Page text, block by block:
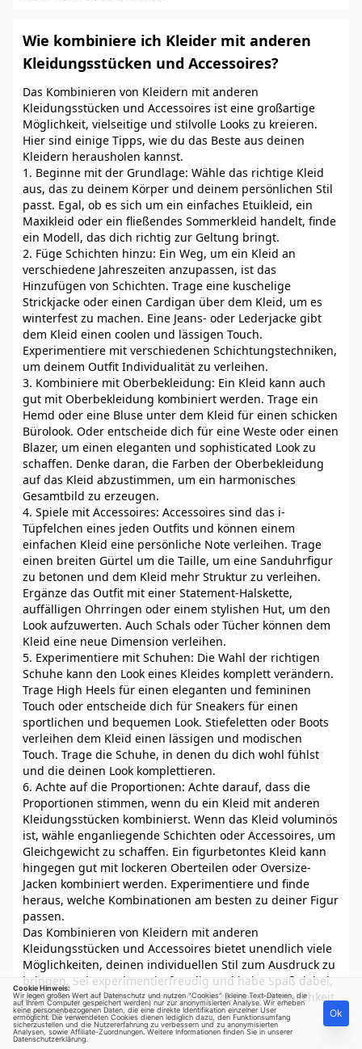
Wie kombiniere ich Kleider mit anderen
Kleidungsstücken und Accessoires?
Das Kombinieren von Kleidern mit anderen
Kleidungsstücken und Accessoires ist eine großartige
Möglichkeit, vielseitige und stilvolle Looks zu kreieren.
Hier sind einige Tipps, wie du das Beste aus deinen
Kleidern herausholen kannst.
1. Beginne mit der Grundlage: Wähle das richtige Kleid
aus, das zu deinem Körper und deinem persönlichen Stil
passt. Egal, ob es sich um ein einfaches Etuikleid, ein
Maxikleid oder ein fließendes Sommerkleid handelt, finde
ein Modell, das dich richtig zur Geltung bringt.
2. Füge Schichten hinzu: Ein Weg, um ein Kleid an
verschiedene Jahreszeiten anzupassen, ist das
Hinzufügen von Schichten. Trage eine kuschelige
Strickjacke oder einen Cardigan über dem Kleid, um es
winterfest zu machen. Eine Jeans- oder Lederjacke gibt
dem Kleid einen coolen und lässigen Touch.
Experimentiere mit verschiedenen Schichtungstechniken,
um deinem Outfit Individualität zu verleihen.
3. Kombiniere mit Oberbekleidung: Ein Kleid kann auch
gut mit Oberbekleidung kombiniert werden. Trage ein
Hemd oder eine Bluse unter dem Kleid für einen schicken
Bürolook. Oder entscheide dich für eine Weste oder einen
Blazer, um einen eleganten und sophisticated Look zu
schaffen. Denke daran, die Farben der Oberbekleidung
auf das Kleid abzustimmen, um ein harmonisches
Gesamtbild zu erzeugen.
4. Spiele mit Accessoires: Accessoires sind das i-
Tüpfelchen eines jeden Outfits und können einem
einfachen Kleid eine persönliche Note verleihen. Trage
einen breiten Gürtel um die Taille, um eine Sanduhrfigur
zu betonen und dem Kleid mehr Struktur zu verleihen.
Ergänze das Outfit mit einer Statement-Halskette,
auffälligen Ohrringen oder einem stylishen Hut, um den
Look aufzuwerten. Auch Schals oder Tücher können dem
Kleid eine neue Dimension verleihen.
5. Experimentiere mit Schuhen: Die Wahl der richtigen
Schuhe kann den Look eines Kleides komplett verändern.
Trage High Heels für einen eleganten und femininen
Touch oder entscheide dich für Sneakers für einen
sportlichen und bequemen Look. Stiefeletten oder Boots
verleihen dem Kleid einen lässigen und modischen
Touch. Trage die Schuhe, in denen du dich wohl fühlst
und die deinen Look komplettieren.
6. Achte auf die Proportionen: Achte darauf, dass die
Proportionen stimmen, wenn du ein Kleid mit anderen
Kleidungsstücken kombinierst. Wenn das Kleid voluminös
ist, wähle enganliegende Schichten oder Accessoires, um
Gleichgewicht zu schaffen. Ein figurbetontes Kleid kann
hingegen gut mit lockeren Oberteilen oder Oversize-
Jacken kombiniert werden. Experimentiere und finde
heraus, welche Kombinationen am besten zu deiner Figur
passen.
Das Kombinieren von Kleidern mit anderen
Kleidungsstücken und Accessoires bietet unendlich viele
Möglichkeiten, deinen individuellen Stil zum Ausdruck zu
bringen. Sei experimentierfreudig und habe Spaß dabei,
verschiedene Looks zu kreieren, die deiner Persönlichkeit
entsprechen.
Cookie Hinweis:
Wir legen großen Wert auf Datenschutz und nutzen "Cookies" (kleine Text-Dateien, die
auf Ihrem Computer gespeichert werden) nur zur anonymisierten Analyse. Wir erheben
keine personenbezogenen Daten, die eine direkte Identifikation einzelner User
ermöglicht. Die verwendeten Cookies dienen lediglich dazu, den Funktionsumfang
sicherzustellen und die Nutzererfahrung zu verbessern und zu anonymisierten
Analysen, sowie Affiliate-Zuordnungen. Weitere Informationen finden Sie in unserer
Datenschutzerklärung
Ok